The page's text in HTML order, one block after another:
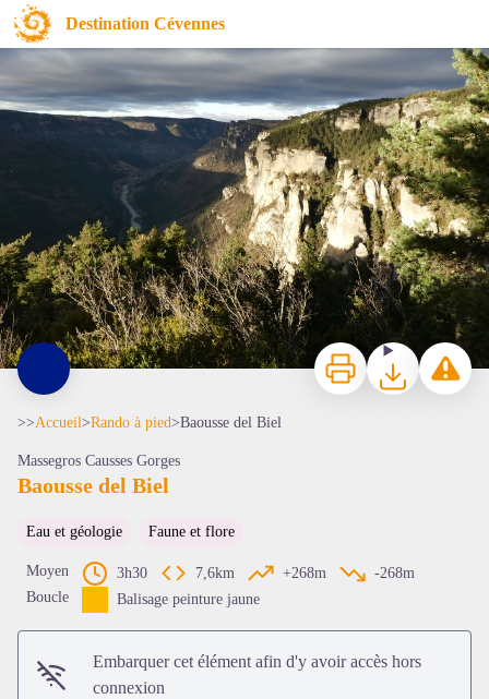
Destination Cévennes
Baousse del Biel
Les gorges du Tarn - © Nathalie Thomas
Voir l'image en plein écran
ImprimerTéléchargerSignaler
>>Accueil>Rando à pied>Baousse del Biel
Massegros Causses Gorges
Baousse del Biel
Eau et géologie Faune et flore
Moyen 3h30 7,6km +268m
-268m
Boucle
Balisage peinture jaune
Embarquer cet élément afin d'y avoir accès hors
connexion